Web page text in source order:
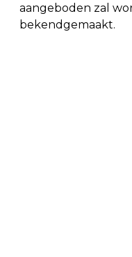
aangeboden zal
bekendgemaakt.